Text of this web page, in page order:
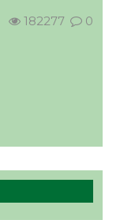
182277 0